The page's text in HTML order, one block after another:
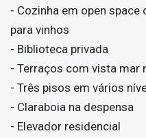
- Cozinha em open space
para vinhos
- Biblioteca privada
- Terraços com vista mar
- Três pisos em vários
- Claraboia na despensa
- Elevador residencial